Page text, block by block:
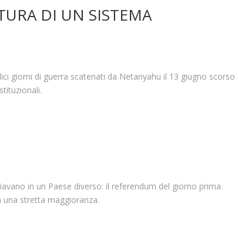
DI UN SISTEMA
giorni di guerra scatenati da Netanyahu il 13 giugno scorso
in un Paese diverso: il referendum del giorno prima
una stretta maggioranza.